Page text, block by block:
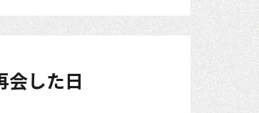
会した日